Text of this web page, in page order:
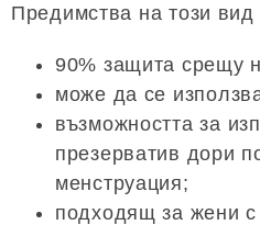
Предимства на този вид
90% защита срещу
може да се
възможността за
презерватив дори
менструация;
подходящ за жени с